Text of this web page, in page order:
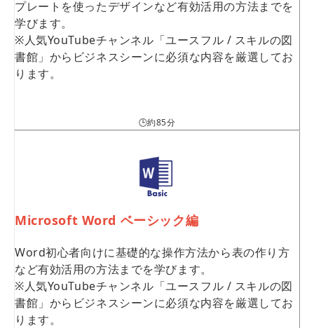
プレートを使ったデザインなど有効活用の方法までを
学びます。
※人気YouTubeチャンネル「ユースフル / スキルの図
書館」からビジネスシーンに必須な内容を厳選してお
ります。
🕒約85分
Microsoft Word ベーシック編
Word初心者向けに基礎的な操作方法から表の作り方
など有効活用の方法までを学びます。
※人気YouTubeチャンネル「ユースフル / スキルの図
書館」からビジネスシーンに必須な内容を厳選してお
ります。